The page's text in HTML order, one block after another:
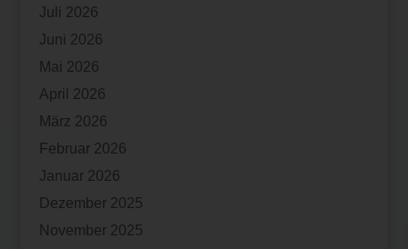
Juli 2026
Juni 2026
Mai 2026
April 2026
März 2026
Februar 2026
Januar 2026
Dezember 2025
November 2025